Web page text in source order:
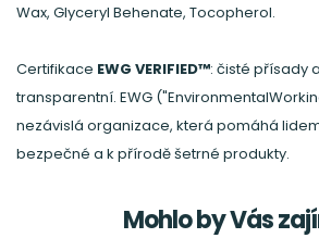
Wax, Glyceryl Behenate, Tocopherol.
Certifikace EWG VERIFIED™: čisté přísady
transparentní. EWG
nezávislá organizace, která pomáhá
bezpečné a k přírodě šetrné produkty.
Mohlo by Vás